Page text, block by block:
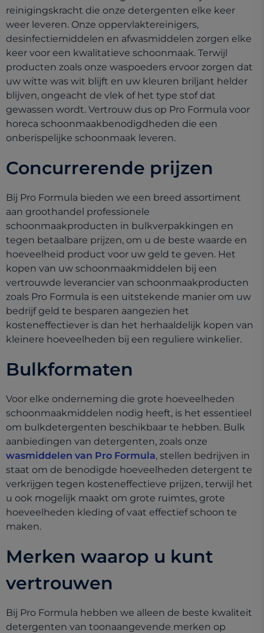
reinigingskracht die onze detergenten elke keer
weer leveren. Onze oppervlaktereinigers,
desinfectiemiddelen en afwasmiddelen zorgen elke
keer voor een kwalitatieve schoonmaak. Terwijl
producten zoals onze waspoeders ervoor zorgen dat
uw witte was wit blijft en uw kleuren briljant helder
blijven, ongeacht de vlek of het type stof dat
gewassen wordt. Vertrouw dus op Pro Formula voor
horeca schoonmaakbenodigdheden die een
onberispelijke schoonmaak leveren.
Concurrerende prijzen
Bij Pro Formula bieden we een breed assortiment
aan groothandel professionele
schoonmaakproducten in bulkverpakkingen en
tegen betaalbare prijzen, om u de beste waarde en
hoeveelheid product voor uw geld te geven. Het
kopen van uw schoonmaakmiddelen bij een
vertrouwde leverancier van schoonmaakproducten
zoals Pro Formula is een uitstekende manier om uw
bedrijf geld te besparen aangezien het
kosteneffectiever is dan het herhaaldelijk kopen van
kleinere hoeveelheden bij een reguliere winkelier.
Bulkformaten
Voor elke onderneming die grote hoeveelheden
schoonmaakmiddelen nodig heeft, is het essentieel
om bulkdetergenten beschikbaar te hebben. Bulk
aanbiedingen van detergenten, zoals onze
wasmiddelen van Pro Formula, stellen bedrijven in
staat om de benodigde hoeveelheden detergent te
verkrijgen tegen kosteneffectieve prijzen, terwijl het
u ook mogelijk maakt om grote ruimtes, grote
hoeveelheden kleding of vaat effectief schoon te
maken.
Merken waarop u kunt
vertrouwen
Bij Pro Formula hebben we alleen de beste kwaliteit
detergenten van toonaangevende merken op